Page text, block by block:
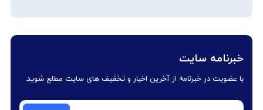
خبرنامه سایت
با عضویت در خبرنامه از آخرین اخبار و تخفیف های سایت مطلع شوید.